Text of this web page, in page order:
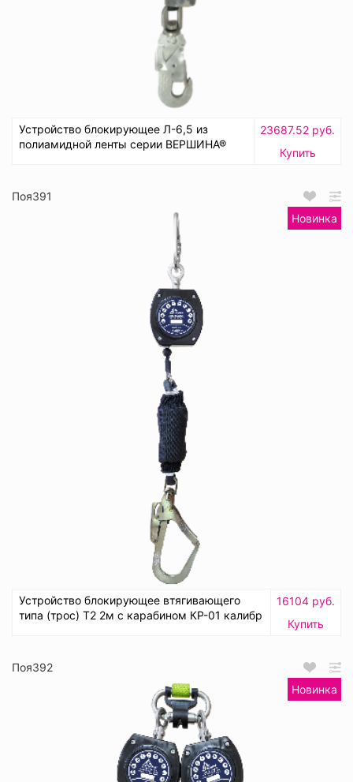
Устройство блокирующее Л-6,5 из
полиамидной ленты серии ВЕРШИНА®
23687.52 руб.
Купить
Поя391
Новинка
Устройство блокирующее втягивающего
типа (трос) Т2 2м с карабином КР-01 калибр
16104 руб.
Купить
Поя392
Новинка